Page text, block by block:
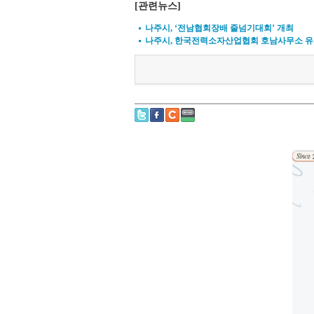
[관련뉴스]
나주시, ‘전남협회장배 줄넘기대회’ 개최
나주시, 한국전력소자산업협회 호남사무소